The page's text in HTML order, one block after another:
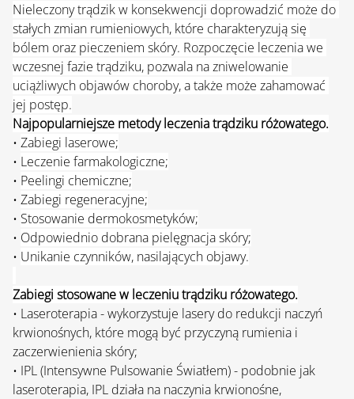
Nieleczony trądzik w konsekwencji doprowadzić może do
stałych zmian rumieniowych, które charakteryzują się
bólem oraz pieczeniem skóry. Rozpoczęcie leczenia we
wczesnej fazie trądziku, pozwala na zniwelowanie
uciążliwych objawów choroby, a także może zahamować
jej postęp.
Najpopularniejsze metody leczenia trądziku różowatego.
• Zabiegi laserowe;
• Leczenie farmakologiczne;
• Peelingi chemiczne;
• Zabiegi regeneracyjne;
• Stosowanie dermokosmetyków;
• Odpowiednio dobrana pielęgnacja skóry;
• Unikanie czynników, nasilających objawy.
Zabiegi stosowane w leczeniu trądziku różowatego.
• Laseroterapia - wykorzystuje lasery do redukcji naczyń
krwionośnych, które mogą być przyczyną rumienia i
zaczerwienienia skóry;
• IPL (Intensywne Pulsowanie Światłem) - podobnie jak
laseroterapia, IPL działa na naczynia krwionośne,